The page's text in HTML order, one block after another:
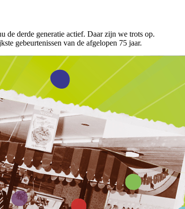
derde generatie actief. Daar zijn we trots op.
gebeurtenissen van de afgelopen 75 jaar.